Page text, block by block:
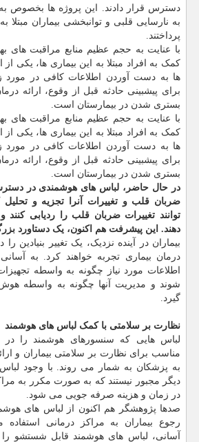
دسترس قرار دادند. این پروژه ها بخصوص به
به نارسایی قلبی و توانبخشی بیماران مبتلا
پرداختند.
با عنایت به حجم عظیم منابع مراقبت های
کمک به افراد مبتلا به این بیماری ها، یکی
ها به دست آوردن اطلاعات کافی در مورد
برای پیشبینی حادثه قبل از وقوع، ارائه
بستری شدن در بیمارستان است.
با عنایت به حجم عظیم منابع مراقبت های
کمک به افراد مبتلا به این بیماری ها، یکی
ها به دست آوردن اطلاعات کافی در مورد
برای پیشبینی حادثه قبل از وقوع، ارائه
بستری شدن در بیمارستان است.
در حال حاضر، لباس های هوشمندی در
ضربان قلب و تغییرات آنرا تجزیه و
توانند تغییرات ضربان قلب را ردیابی
دهند. این پیشرفت هم اکنون، یک دستاورد
بیماران در آینده نزدیک، یک تغییر بنیادین
درمان بیماری تجربه خواهند کرد. به
اطلاعات مورد نیاز چگونه به واسطه
شوند و مدیریت آنها چگونه به واسطه
گیرد.
نظارت بر سلامتی با کمک لباس های هوشمند
لباس هایی که سنسورهای هوشمند را در
مناسب برای نظارت بر سلامتی بیماران و
به پزشکان به شمار می روند. با وجود لباس
دیگر مجبور نیستند که به صورت مکرر به
در زمان و هزینه صرفه جویی می شود.
صدها پژوهشگر هم اکنون از لباس های
رجوع بیماران به مراکز درمانی استفاده
آسانی، لباس های هوشمند قابل شستشو